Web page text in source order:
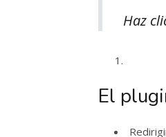
Haz
El